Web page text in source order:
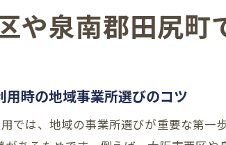
依頼前
ケアプ
費用や
就労継
や泉南郡田尻町
用時の地域事業所選びのコツ
では、地域の事業所選びが重要な第